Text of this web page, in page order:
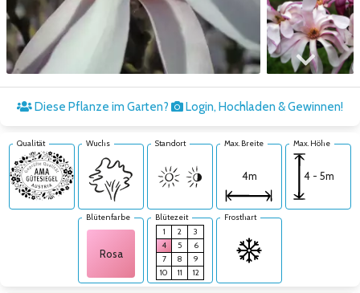
Zum nächsten Bild
Diese Pflanze im Garten? Login, Hochladen & Gewinnen!
Qualität Wuchs Standort Max. Breite
4m
Max. Höhe
4 - 5m
Blütenfarbe
Rosa
Blütezeit
1
2
3
4
5
6
7
8
9
10
11 12
Frosthart